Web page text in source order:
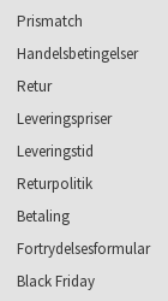
Prismatch
Handelsbetingelser
Retur
Leveringspriser
Leveringstid
Returpolitik
Betaling
Fortrydelsesformular
Black Friday